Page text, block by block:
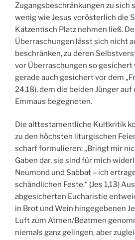
Zugangsbeschränkungen zu sich
wenig wie Jesus vorösterlich die
Katzentisch Platz nehmen ließ.
Überraschungen lässt sich nicht
beschränken, zu deren
vor Überraschungen so gesichert
gerade auch gesichert vor dem
24,18), dem die beiden Jünger auf
Emmaus begegneten.
Die alttestamentliche Kultkritik
zu den höchsten liturgischen
scharf formulieren: „Bringt mir
Gaben dar, sie sind für mich
Neumond und Sabbat – ich
schändlichen Feste.“ (Jes 1,13)
abgesicherten Eucharistie
in Brot und Wein hingegebenen
Luft zum Atmen/Beatmen
niemals ganz gelingen, aber